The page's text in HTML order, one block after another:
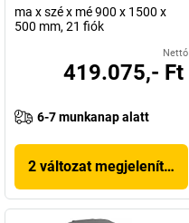
ma x szé x mé 900 x 1500 x
500 mm, 21 fiók
Nettó
419.075,- Ft
6-7 munkanap alatt
2 változat megjelenítése